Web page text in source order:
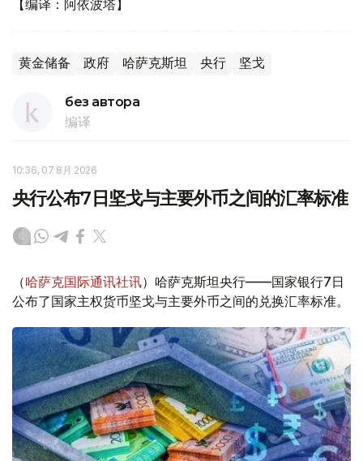
【编译：阿依波塔】
黄金储备 政府 哈萨克斯坦 央行 坚戈
без автора
编译
10:36, 07 8月 2026
央行公布7日坚戈与主要外币之间的汇率标准
（哈萨克国际通讯社讯）哈萨克斯坦央行——国家银行7日
公布了国家主权货币坚戈与主要外币之间的兑换汇率标准。